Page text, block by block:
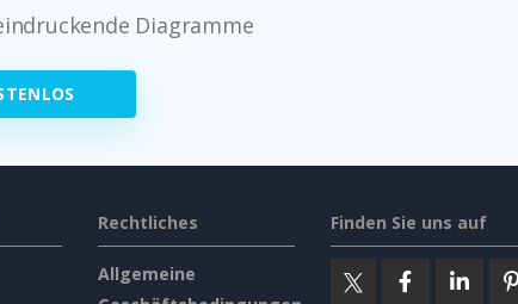
Diagramme
Rechtliches
Allgemeine
Finden Sie uns auf